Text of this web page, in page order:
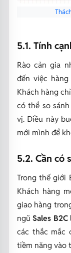
5.1. Tính
Rào cản gia
đến việc
Khách hàng
có thể so
vị. Điều này
mới mình để
5.2. Cần có
Trong thế giới
Khách hàng
giao hàng
ngũSales B2C
các thắc mắc
tiềm năng vào